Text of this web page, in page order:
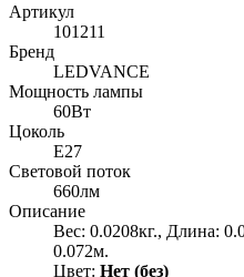
Артикул
101211
Бренд
LEDVANCE
Мощность лампы
60Вт
Цоколь
E27
Световой поток
660лм
Описание
Вес: 0.0208кг., Длина:
0.072м.
Цвет: Нет (без)